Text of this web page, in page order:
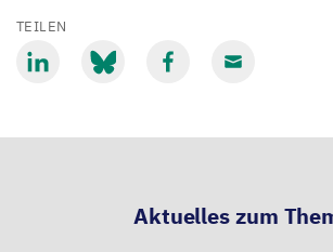
TEILEN
Aktuelles zum